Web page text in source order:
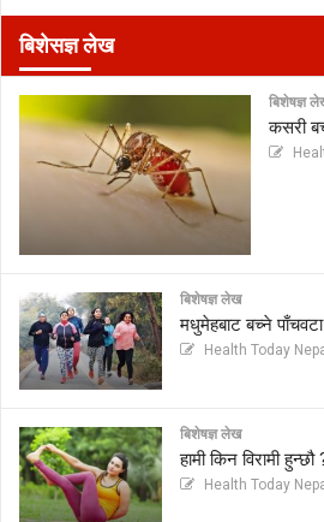
बिशेसज्ञ लेख
बिशेषज्ञ
कसरी
बिशेषज्ञ लेख
मधुमेहबाट बच्ने
Health Today
बिशेषज्ञ लेख
हामी किन विरामी हुन्छौ
Health Today